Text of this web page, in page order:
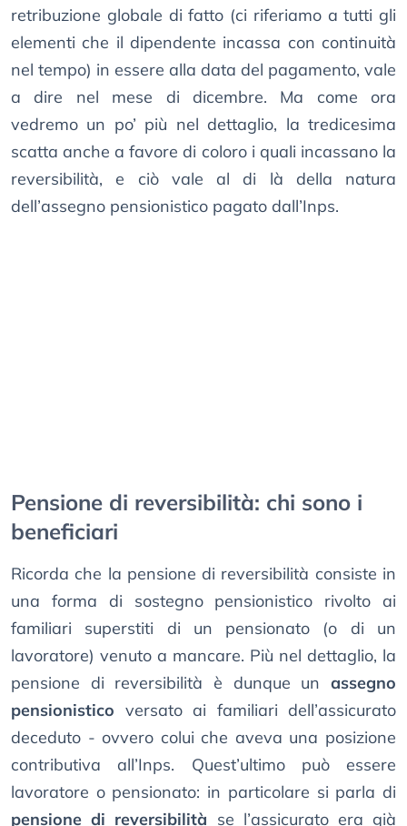
retribuzione globale di fatto (ci riferiamo a tutti gli
elementi che il dipendente incassa con continuità
nel tempo) in essere alla data del pagamento, vale
a dire nel mese di dicembre. Ma come ora
vedremo un po’ più nel dettaglio, la tredicesima
scatta anche a favore di coloro i quali incassano la
reversibilità, e ciò vale al di là della natura
dell’assegno pensionistico pagato dall’Inps.
Pensione di reversibilità: chi sono i
beneficiari
Ricorda che la pensione di reversibilità consiste in
una forma di sostegno pensionistico rivolto ai
familiari superstiti di un pensionato (o di un
lavoratore) venuto a mancare. Più nel dettaglio, la
pensione di reversibilità è dunque un assegno
pensionistico versato ai familiari dell’assicurato
deceduto - ovvero colui che aveva una posizione
contributiva all’Inps. Quest’ultimo può essere
lavoratore o pensionato: in particolare si parla di
pensione di reversibilità se l’assicurato era già